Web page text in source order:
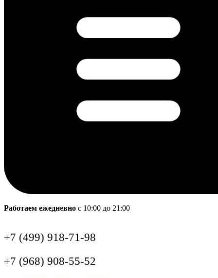
Работаем ежедневно с 10:00 до 21:00
+7 (499) 918-71-98
+7 (968) 908-55-52